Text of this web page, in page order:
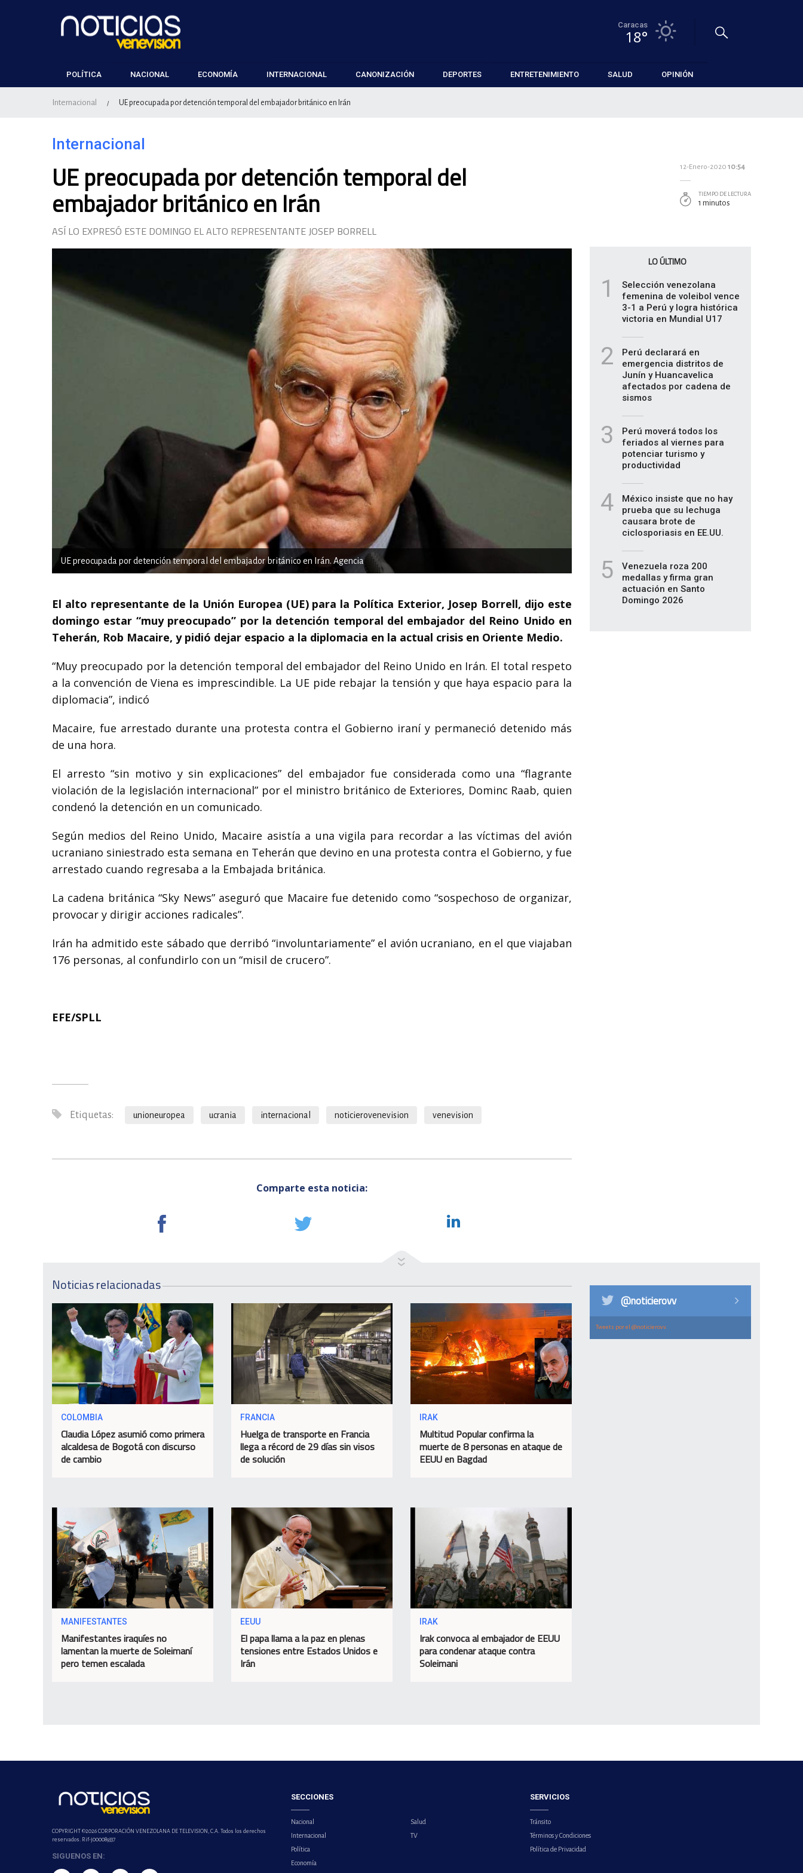
Caracas
18°
POLÍTICA NACIONAL ECONOMÍA INTERNACIONAL CANONIZACIÓN DEPORTES ENTRETENIMIENTO SALUD OPINIÓN
Internacional / UE preocupada por detención temporal del embajador británico en Irán
Internacional
UE preocupada por detención temporal del
embajador británico en Irán
ASÍ LO EXPRESÓ ESTE DOMINGO EL ALTO REPRESENTANTE JOSEP BORRELL
UE preocupada por detención temporal del embajador británico en Irán. Agencia
El alto representante de la Unión Europea (UE) para la Política Exterior, Josep Borrell, dijo este
domingo estar “muy preocupado” por la detención temporal del embajador del Reino Unido en
Teherán, Rob Macaire, y pidió dejar espacio a la diplomacia en la actual crisis en Oriente Medio.
“Muy preocupado por la detención temporal del embajador del Reino Unido en Irán. El total respeto
a la convención de Viena es imprescindible. La UE pide rebajar la tensión y que haya espacio para la
diplomacia”, indicó
Macaire, fue arrestado durante una protesta contra el Gobierno iraní y permaneció detenido más
de una hora.
El arresto “sin motivo y sin explicaciones” del embajador fue considerada como una “flagrante
violación de la legislación internacional” por el ministro británico de Exteriores, Dominc Raab, quien
condenó la detención en un comunicado.
Según medios del Reino Unido, Macaire asistía a una vigila para recordar a las víctimas del avión
ucraniano siniestrado esta semana en Teherán que devino en una protesta contra el Gobierno, y fue
arrestado cuando regresaba a la Embajada británica.
La cadena británica “Sky News” aseguró que Macaire fue detenido como “sospechoso de organizar,
provocar y dirigir acciones radicales”.
Irán ha admitido este sábado que derribó “involuntariamente” el avión ucraniano, en el que viajaban
176 personas, al confundirlo con un “misil de crucero”.
EFE/SPLL
Etiquetas: unioneuropea ucrania internacional noticierovenevision venevision
Comparte esta noticia:
12-Enero-2020 10:54
TIEMPO DE LECTURA
1 minutos
LO ÚLTIMO
1
Selección venezolana
femenina de voleibol vence
3-1 a Perú y logra histórica
victoria en Mundial U17
2
Perú declarará en
emergencia distritos de
Junín y Huancavelica
afectados por cadena de
sismos
3
Perú moverá todos los
feriados al viernes para
potenciar turismo y
productividad
4
México insiste que no hay
prueba que su lechuga
causara brote de
ciclosporiasis en EE.UU.
5
Venezuela roza 200
medallas y firma gran
actuación en Santo
Domingo 2026
Noticias relacionadas
COLOMBIA
Claudia López asumió como primera
alcaldesa de Bogotá con discurso
de cambio
FRANCIA
Huelga de transporte en Francia
llega a récord de 29 días sin visos
de solución
IRAK
Multitud Popular confirma la
muerte de 8 personas en ataque de
EEUU en Bagdad
MANIFESTANTES
Manifestantes iraquíes no
lamentan la muerte de Soleimaní
pero temen escalada
EEUU
El papa llama a la paz en plenas
tensiones entre Estados Unidos e
Irán
IRAK
Irak convoca al embajador de EEUU
para condenar ataque contra
Soleimani
@noticierovv
Tweets por el @noticierovv.
COPYRIGHT ©2026 CORPORACIÓN VENEZOLANA DE TELEVISION, C.A. Todos los derechos
reservados. Rif-j000089337
SIGUENOS EN:
SECCIONES
Nacional
Internacional
Política
Economía
Salud
TV
SERVICIOS
Tránsito
Términos y Condiciones
Política de Privacidad